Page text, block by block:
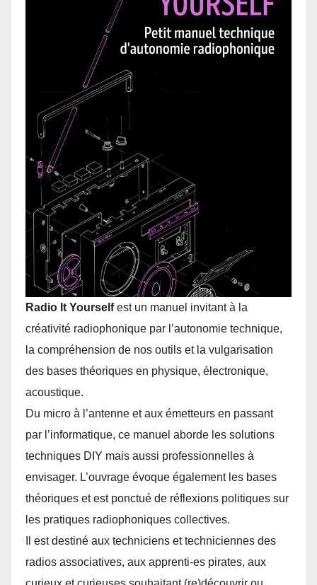
Radio It Yourselfest un manuel invitant à la
créativité radiophonique par l’autonomie technique,
la compréhension de nos outils et la vulgarisation
des bases théoriques en physique, électronique,
acoustique.
Du micro à l’antenne et aux émetteurs en passant
par l’informatique, ce manuel aborde les solutions
techniques DIY mais aussi professionnelles à
envisager. L’ouvrage évoque également les bases
théoriques et est ponctué de réflexions politiques sur
les pratiques radiophoniques collectives.
Il est destiné aux techniciens et techniciennes des
radios associatives, aux apprenti-es pirates, aux